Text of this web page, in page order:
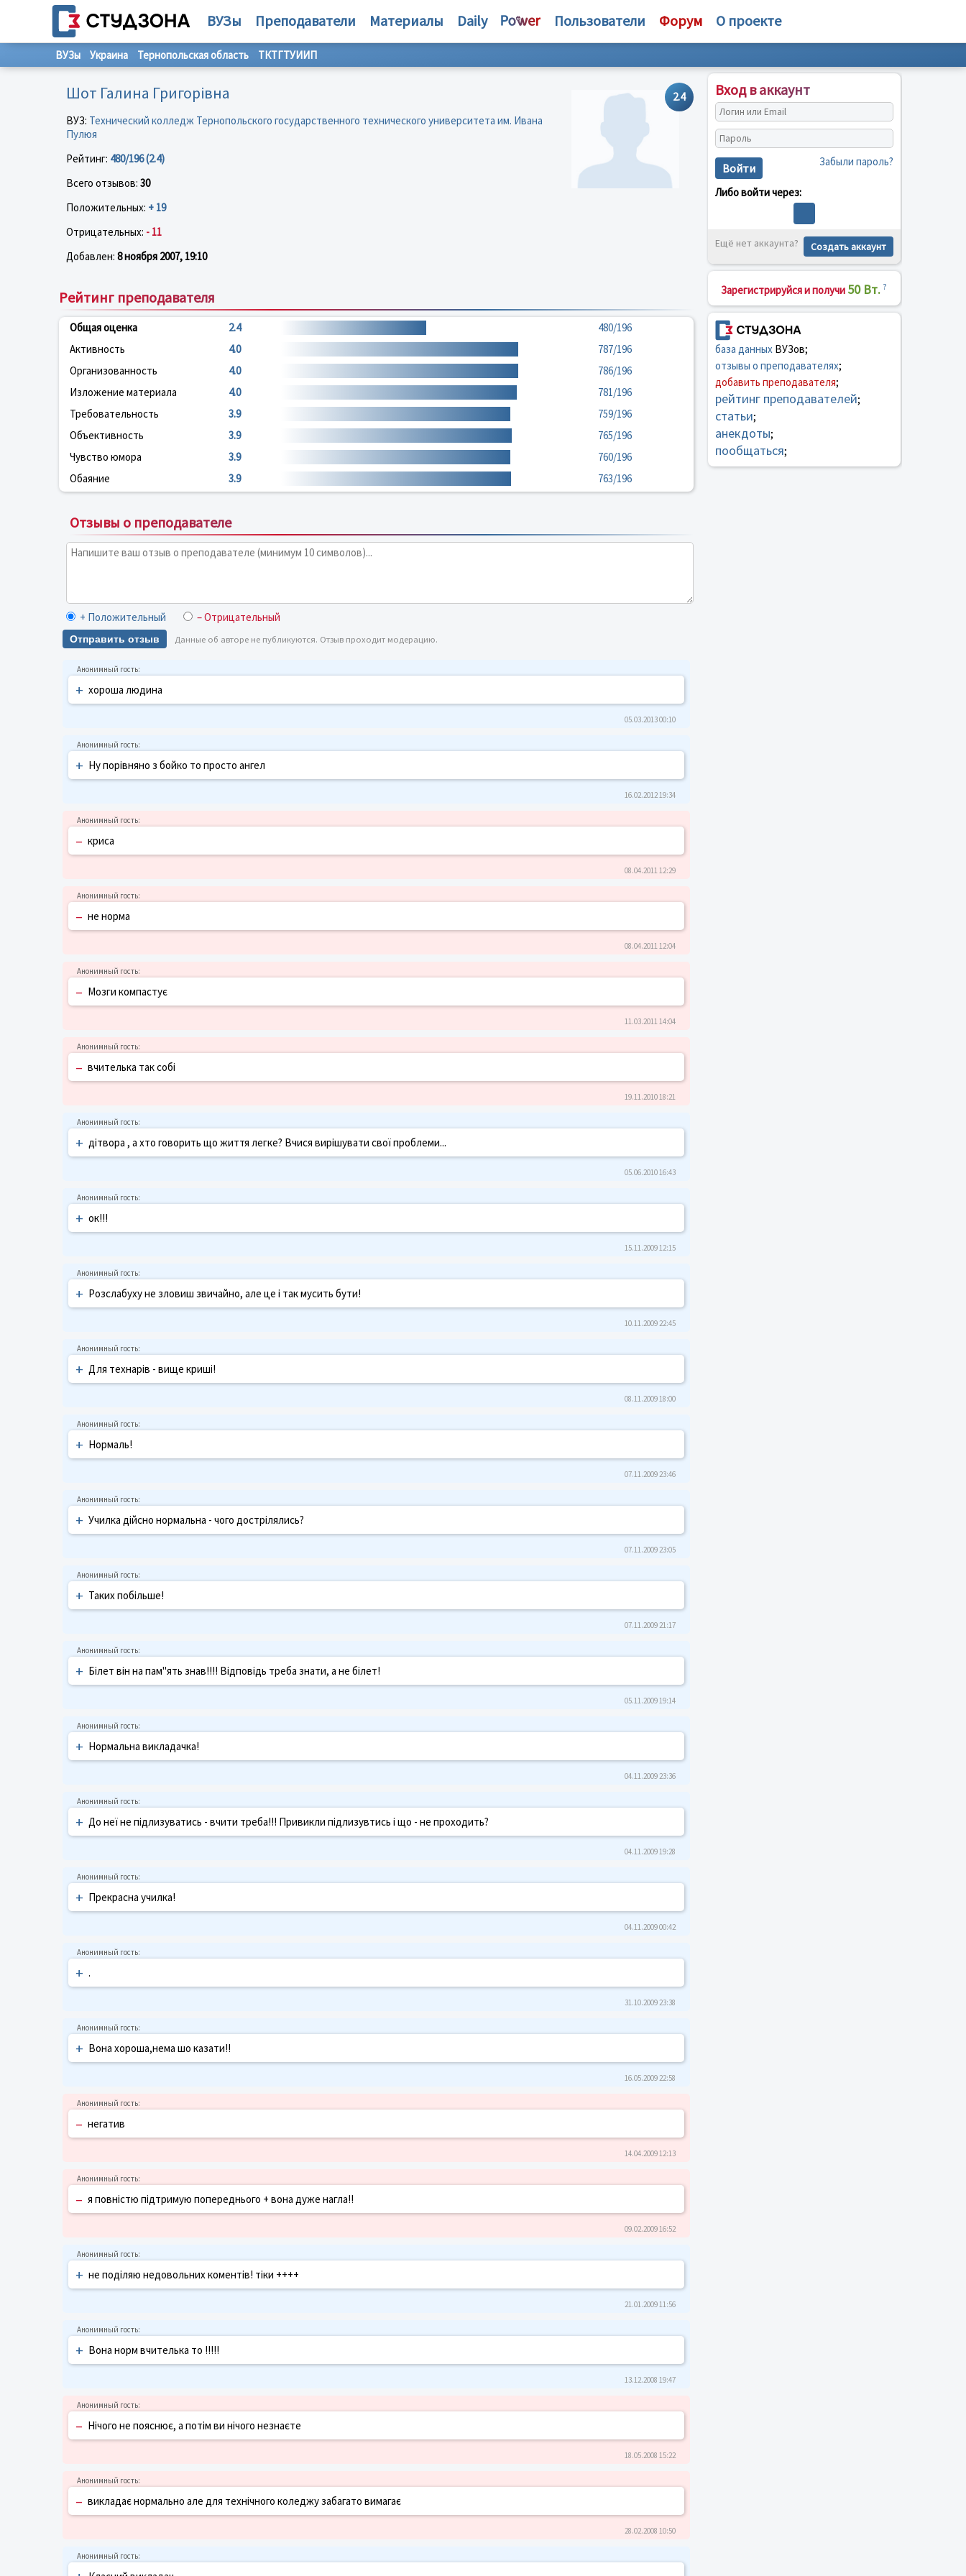
ВУЗы Преподаватели Материалы Daily Пользователи Форум О проекте
ВУЗы Украина Тернопольская область ТКТГТУИИП
2.4
Шот Галина Григорівна
ВУЗ: Технический колледж Тернопольского государственного технического университета им. Ивана
Пулюя
Рейтинг: 480/196 (2.4)
Всего отзывов: 30
Положительных: + 19
Отрицательных: - 11
Добавлен: 8 ноября 2007, 19:10
Рейтинг преподавателя
Общая оценка 2.4
480/196
Активность
4.0
787/196
Организованность
4.0
786/196
Изложение материала
4.0
781/196
Требовательность
3.9
759/196
Объективность
3.9
765/196
Чувство юмора
3.9
760/196
Обаяние
3.9 763/196
Отзывы о преподавателе
+ Положительный – Отрицательный
Отправить отзыв Данные об авторе не публикуются. Отзыв проходит модерацию.
+ хороша людина
05.03.2013 00:10
+ Ну порівняно з бойко то просто ангел
16.02.2012 19:34
– криса
08.04.2011 12:29
– не норма
08.04.2011 12:04
– Мозги компастує
11.03.2011 14:04
– вчителька так собі
19.11.2010 18:21
+ дітвора , а хто говорить що життя легке? Вчися вирішувати свої проблеми...
05.06.2010 16:43
+ ок!!!
15.11.2009 12:15
+ Розслабуху не зловиш звичайно, але це і так мусить бути!
10.11.2009 22:45
+ Для технарів - вище криші!
08.11.2009 18:00
+ Нормаль!
07.11.2009 23:46
+ Училка дійсно нормальна - чого дострілялись?
07.11.2009 23:05
+ Таких побільше!
07.11.2009 21:17
+ Білет він на пам"ять знав!!!! Відповідь треба знати, а не білет!
05.11.2009 19:14
+ Нормальна викладачка!
04.11.2009 23:36
+ До неї не підлизуватись - вчити треба!!! Привикли підлизувтись і що - не проходить?
04.11.2009 19:28
+ Прекрасна училка!
04.11.2009 00:42
+ .
31.10.2009 23:38
+ Вона хороша,нема шо казати!!
16.05.2009 22:58
– негатив
14.04.2009 12:13
– я повністю підтримую попереднього + вона дуже нагла!!
09.02.2009 16:52
+ не поділяю недовольних коментів! тіки ++++
21.01.2009 11:56
+ Вона норм вчителька то !!!!!
13.12.2008 19:47
– Нічого не пояснює, а потім ви нічого незнаєте
18.05.2008 15:22
– викладає нормально але для технічного коледжу забагато вимагає
28.02.2008 10:50
Вход в аккаунт
Войти Забыли пароль?
Либо войти через:
Ещё нет аккаунта? Создать аккаунт
Зарегистрируйся и получи 50 Вт. ?
база данныхВУЗов;
отзывы о преподавателях;
добавить преподавателя;
рейтинг преподавателей;
статьи;
анекдоты;
пообщаться;